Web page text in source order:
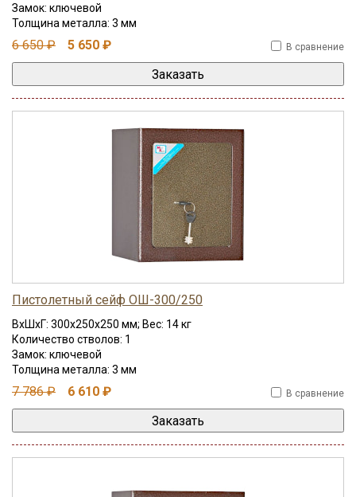
В сравнение
Замок: ключевой
Толщина металла: 3 мм
6 650 ₽ 5 650 ₽
В сравнение
Пистолетный сейф ОШ-300/250
ВхШхГ: 300x250x250 мм; Вес: 14 кг
Количество стволов: 1
Замок: ключевой
Толщина металла: 3 мм
7 786 ₽ 6 610 ₽